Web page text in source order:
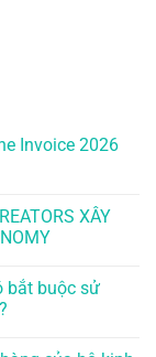
Invoice 2026
XÂY
bắt buộc sử